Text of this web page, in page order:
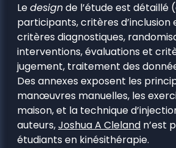
Ledesignde l’étude est détaillé
participants, critères d’inclusion
critères diagnostiques,
interventions, évaluations et
jugement, traitement des
Des annexes exposent les
manœuvres manuelles, les
maison, et la technique
auteurs,Joshua A Cleland n’est
étudiants en kinésithérapie.